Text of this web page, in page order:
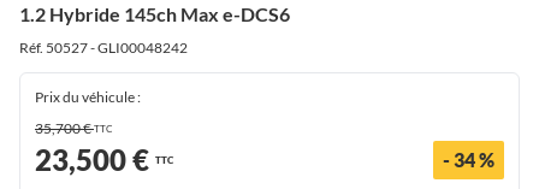
1.2 Hybride 145ch Max e-DCS6
Réf. 50527 - GLI00048242
Prix du véhicule :
35,700 €TTC
23,500 € TTC - 34 %